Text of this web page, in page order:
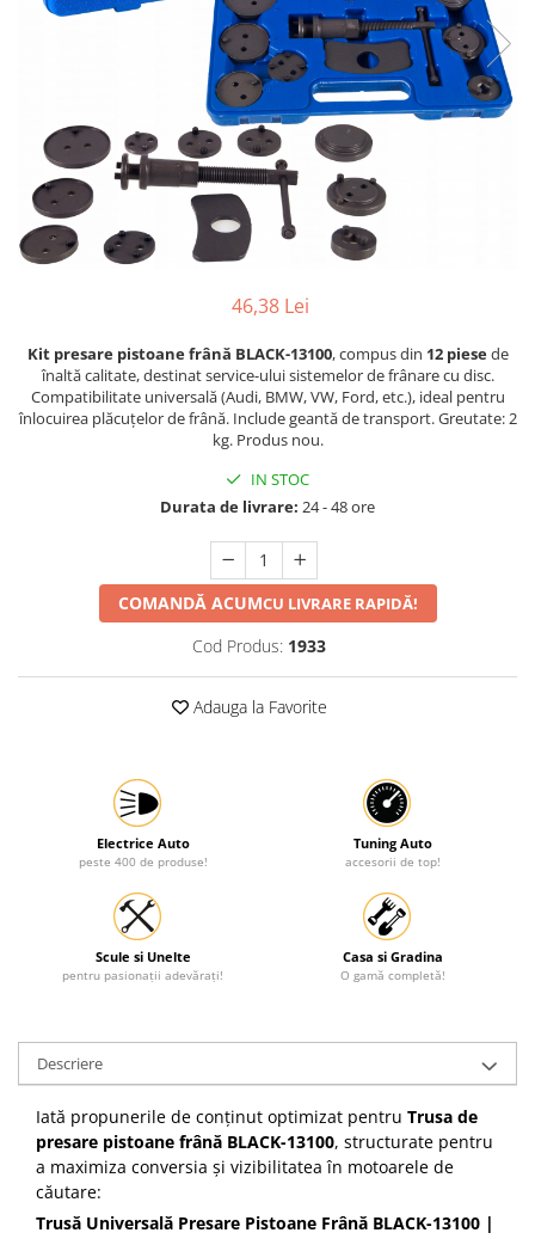
compresoare
Pneumatice si Trapezoidale
Cricuri pneumatice
Cricuri trapezoidale
Feon Electric
Generatoare curent
Gresoare
Masini de gaurit si Insurubat
Motoare electrice
Pistol de Lipit
Scule Pneumatice
Suport auto
Suport motocicleta
Tunuri de caldura si aeroteme
Utilaje constructie
Motocositoare si Motosape
Pistol de vopsit
Pompe
Rotopercutoare si bormasini
Taiat gresie si faianta
umidificatoare
46,38 Lei
Kit presare pistoane frână BLACK-13100, compus din 12 piesede
înaltă calitate, destinat service-ului sistemelor de frânare cu disc.
Compatibilitate universală (Audi, BMW, VW, Ford, etc.), ideal pentru
înlocuirea plăcuțelor de frână. Include geantă de transport. Greutate: 2
kg. Produs nou.
IN STOC
Durata de livrare: 24 - 48 ore
COMANDĂ ACUMCU LIVRARE RAPIDĂ!
Cod Produs: 1933
Adauga la Favorite
Electrice Auto
peste 400 de produse!
Tuning Auto
accesorii de top!
Scule si Unelte
pentru pasionații adevărați!
Casa si Gradina
O gamă completă!
Descriere
Iată propunerile de conținut optimizat pentru Trusa de
presare pistoane frână BLACK-13100, structurate pentru
a maximiza conversia și vizibilitatea în motoarele de
căutare:
Trusă Universală Presare Pistoane Frână BLACK-13100 |